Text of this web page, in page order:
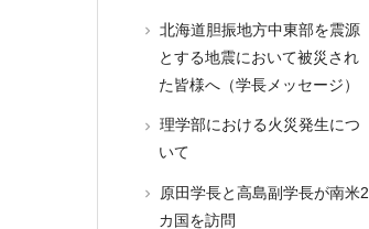
北海道胆振地方中東部を震源
とする地震において被災され
た皆様へ（学長メッセージ）
理学部における火災発生につ
いて
原田学長と高島副学長が南米2
カ国を訪問